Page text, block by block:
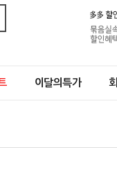
이달의특가